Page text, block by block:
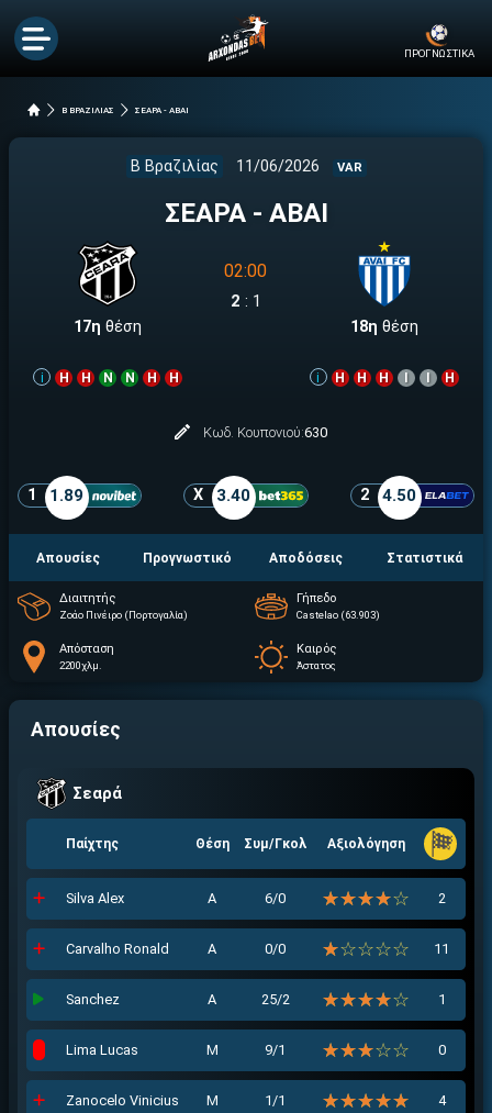
ΠΡΟΓΝΩΣΤΙΚΑ
Β ΒΡΑΖΙΛΙΑΣ ΣΕΑΡΑ - ΑΒΑΙ
Β Βραζιλίας 11/06/2026 VAR
ΣΕΑΡΑ - ΑΒΑΙ
17η θέση
i Η Η Ν Ν Η Η
02:00
2 : 1
18η θέση
i Η Η Η Ι Ι Η
Κωδ. Κουπονιού:630
1 1.89 X 3.40 2 4.50
Απουσίες Προγνωστικό Αποδόσεις Στατιστικά
Διαιτητής
Ζοάο Πινέιρο (Πορτογαλία)
Γήπεδο
Castelao (63.903)
Απόσταση
2200χλμ.
Καιρός
Άστατος
Απουσίες
Σεαρά
Παίχτης Θέση Συμ/Γκολ Αξιολόγηση
Silva Alex Α 6/0 ☆☆☆☆☆
★★★★★ 2
Carvalho Ronald Α 0/0 ☆☆☆☆☆
★★★★★ 11
Sanchez Α 25/2 ☆☆☆☆☆
★★★★★ 1
Lima Lucas Μ 9/1 ☆☆☆☆☆
★★★★★ 0
Zanocelo Vinicius Μ 1/1 ☆☆☆☆☆
★★★★★ 4